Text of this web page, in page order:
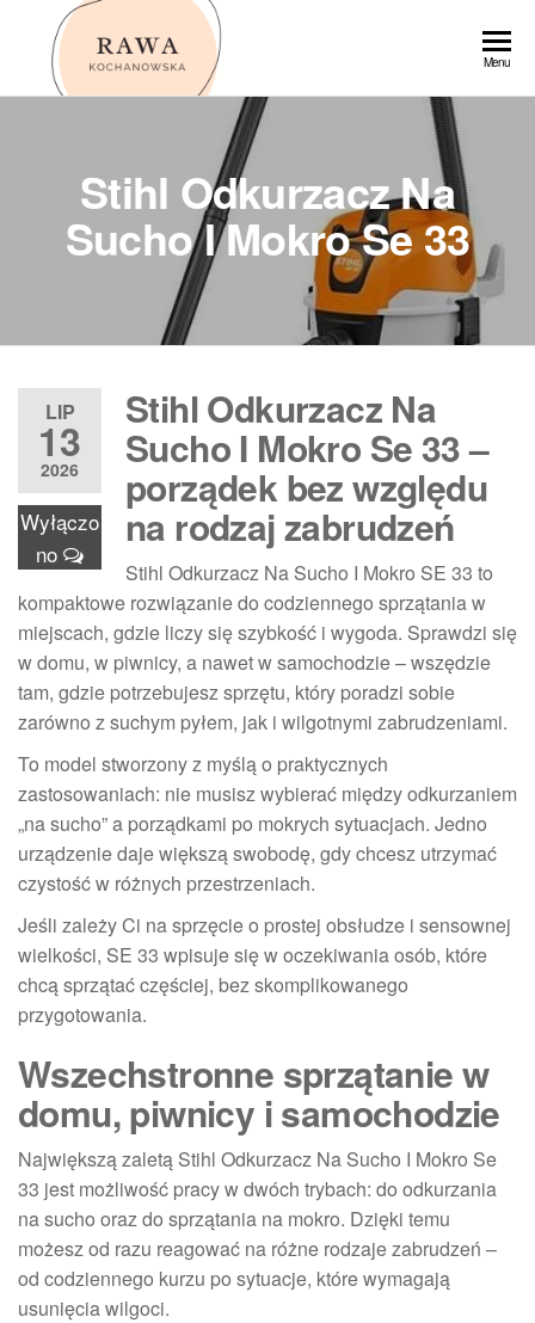
Przejdź
Menu
Stihl Odkurzacz Na
Sucho I Mokro Se 33
LIP
13
2026
Wyłączo
no
Stihl Odkurzacz Na
Sucho I Mokro Se 33 –
porządek bez względu
na rodzaj zabrudzeń
Stihl Odkurzacz Na Sucho I Mokro SE 33 to
kompaktowe rozwiązanie do codziennego sprzątania w
miejscach, gdzie liczy się szybkość i wygoda. Sprawdzi się
w domu, w piwnicy, a nawet w samochodzie – wszędzie
tam, gdzie potrzebujesz sprzętu, który poradzi sobie
zarówno z suchym pyłem, jak i wilgotnymi zabrudzeniami.
To model stworzony z myślą o praktycznych
zastosowaniach: nie musisz wybierać między odkurzaniem
„na sucho” a porządkami po mokrych sytuacjach. Jedno
urządzenie daje większą swobodę, gdy chcesz utrzymać
czystość w różnych przestrzeniach.
Jeśli zależy Ci na sprzęcie o prostej obsłudze i sensownej
wielkości, SE 33 wpisuje się w oczekiwania osób, które
chcą sprzątać częściej, bez skomplikowanego
przygotowania.
Wszechstronne sprzątanie w
domu, piwnicy i samochodzie
Największą zaletą Stihl Odkurzacz Na Sucho I Mokro Se
33 jest możliwość pracy w dwóch trybach: do odkurzania
na sucho oraz do sprzątania na mokro. Dzięki temu
możesz od razu reagować na różne rodzaje zabrudzeń –
od codziennego kurzu po sytuacje, które wymagają
usunięcia wilgoci.